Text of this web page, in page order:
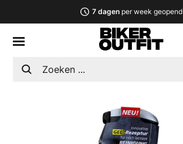
7 dagenper week geopend